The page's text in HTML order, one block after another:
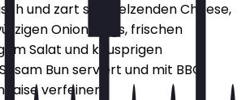
und zart schmelzenden Cheese,
Onion Rings, frischen
Salat und knusprigen
Bun serviert und mit BBQ
verfeinert